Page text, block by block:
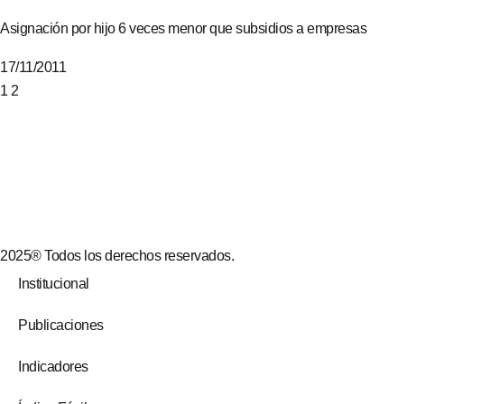
Asignación por hijo 6 veces menor que subsidios a empresas
17/11/2011
1 2
2025® Todos los derechos reservados.
Institucional
Publicaciones
Indicadores